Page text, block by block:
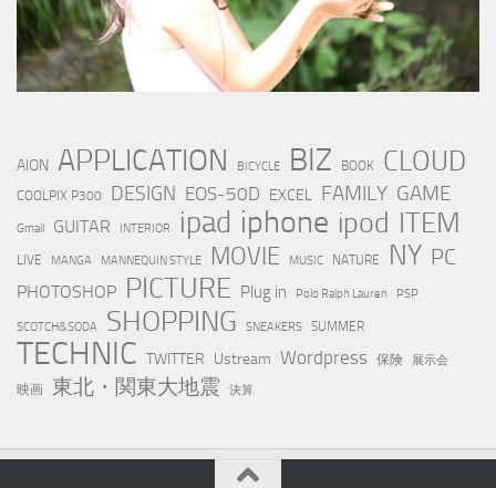
AION APPLICATION BICYCLE BIZ BOOK CLOUD
COOLPIX P300 DESIGN EOS-50D EXCEL FAMILY GAME
Gmail GUITAR INTERIOR ipad iphone ipod ITEM
LIVE MANGA MANNEQUIN STYLE MOVIE MUSIC NATURE NY PC
PHOTOSHOP PICTURE Plug in Polo Ralph Lauren PSP
SCOTCH&SODA SHOPPING SNEAKERS SUMMER
TECHNIC TWITTER Ustream Wordpress 保険 展示会
映画 東北・関東大地震 決算